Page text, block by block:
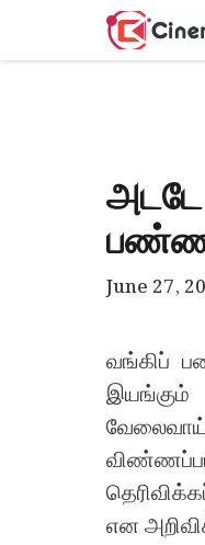
அடடே
June 27,
வங்கிப்
இயங்கும்
என